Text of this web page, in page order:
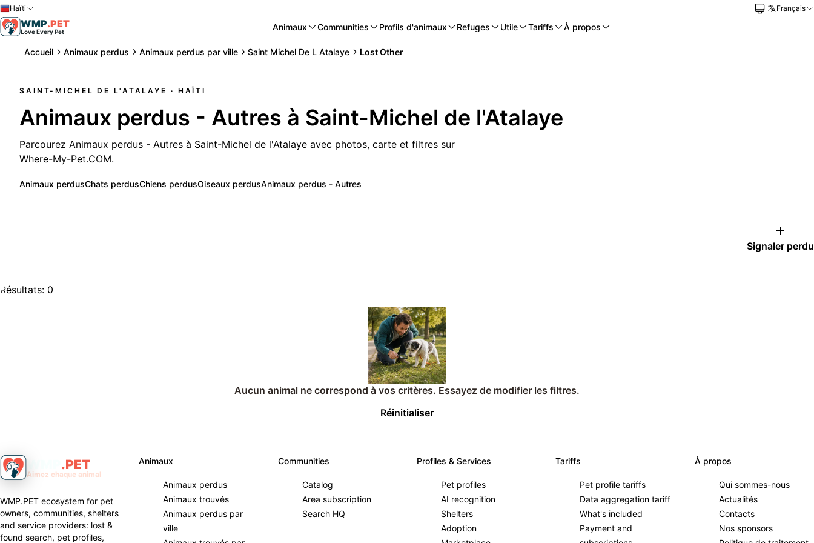
Haïti Français
WMP.PET
Love Every Pet Animaux Communities Profils d'animaux Refuges Utile Tariffs À propos
Accueil Animaux perdus Animaux perdus par ville Saint Michel De L Atalaye Lost Other
SAINT-MICHEL DE L'ATALAYE · HAÏTI
Animaux perdus - Autres à Saint-Michel de l'Atalaye
Parcourez Animaux perdus - Autres à Saint-Michel de l'Atalaye avec photos, carte et filtres sur
Where-My-Pet.COM.
Animaux perdusChats perdusChiens perdusOiseaux perdusAnimaux perdus - Autres
Signaler perdu
Résultats: 0
Aucun animal ne correspond à vos critères. Essayez de modifier les filtres.
Réinitialiser
.PET
Aimez chaque animal
WMP.PET ecosystem for pet
owners, communities, shelters
and service providers: lost &
found search, pet profiles,
Animaux
Animaux perdus
Animaux trouvés
Animaux perdus par
ville
Communities
Catalog
Area subscription
Search HQ
Profiles & Services
Pet profiles
AI recognition
Shelters
Adoption
Tariffs
Pet profile tariffs
Data aggregation tariff
What's included
Payment and
À propos
Qui sommes-nous
Actualités
Contacts
Nos sponsors